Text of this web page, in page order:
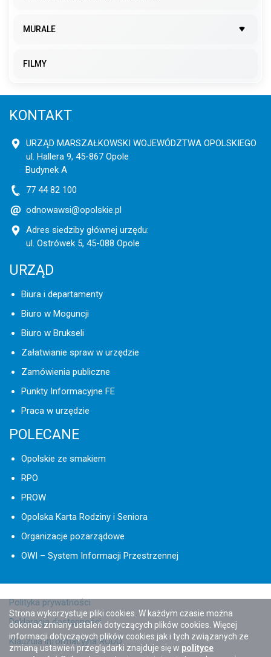
MURALE
FILMY
KONTAKT
URZĄD MARSZAŁKOWSKI WOJEWÓDZTWA OPOLSKIEGO
ul. Hallera 9, 45-867 Opole
Budynek A
77 44 82 100
odnowawsi@opolskie.pl
Adres siedziby głównej urzędu:
ul. Ostrówek 5, 45-088 Opole
URZĄD
Biura i departamenty
Biuro w Moguncji
Biuro w Brukseli
Załatwianie spraw w urzędzie
Zamówienia publiczne
Punkty Informacyjne FE
Praca w urzędzie
POLECANE
Opolskie ze smakiem
RPO
PROW
Opolska Karta Rodziny i Seniora
Organizacje pozarządowe
OWI – System Informacji Przestrzennej
Polityka prywatności
Deklaracja dostępności
Klauzula informacyjna RODO
Strona wykorzystuje pliki cookies. W każdym czasie można
dokonać zmiany ustaleń dotyczących plików cookies. Więcej
informacji dotyczących plików cookies jak i tych związanych ze
zmianą ustawień przeglądarki znajduje się w polityce